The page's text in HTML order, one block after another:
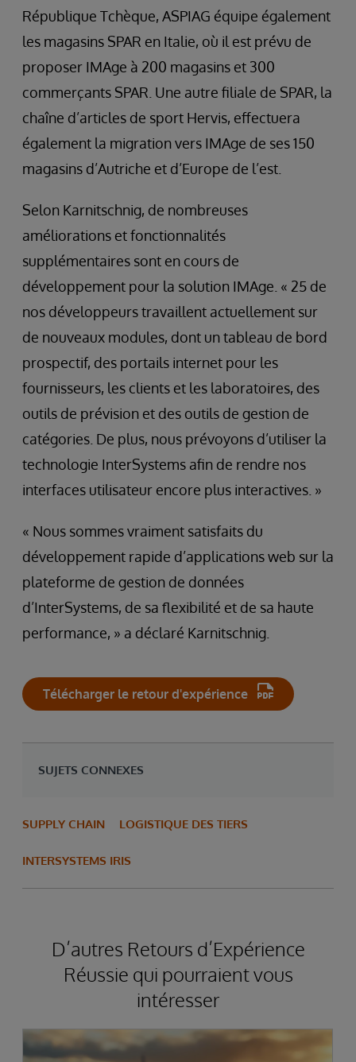
République Tchèque, ASPIAG équipe également
les magasins SPAR en Italie, où il est prévu de
proposer IMAge à 200 magasins et 300
commerçants SPAR. Une autre filiale de SPAR, la
chaîne d’articles de sport Hervis, effectuera
également la migration vers IMAge de ses 150
magasins d’Autriche et d’Europe de l’est.
Selon Karnitschnig, de nombreuses
améliorations et fonctionnalités
supplémentaires sont en cours de
développement pour la solution IMAge. « 25 de
nos développeurs travaillent actuellement sur
de nouveaux modules, dont un tableau de bord
prospectif, des portails internet pour les
fournisseurs, les clients et les laboratoires, des
outils de prévision et des outils de gestion de
catégories. De plus, nous prévoyons d’utiliser la
technologie InterSystems afin de rendre nos
interfaces utilisateur encore plus interactives. »
« Nous sommes vraiment satisfaits du
développement rapide d’applications web sur la
plateforme de gestion de données
d’InterSystems, de sa flexibilité et de sa haute
performance, » a déclaré Karnitschnig.
Télécharger le retour d'expérience
SUJETS CONNEXES
SUPPLY CHAIN LOGISTIQUE DES TIERS
INTERSYSTEMS IRIS
D’autres Retours d’Expérience
Réussie qui pourraient vous
intéresser